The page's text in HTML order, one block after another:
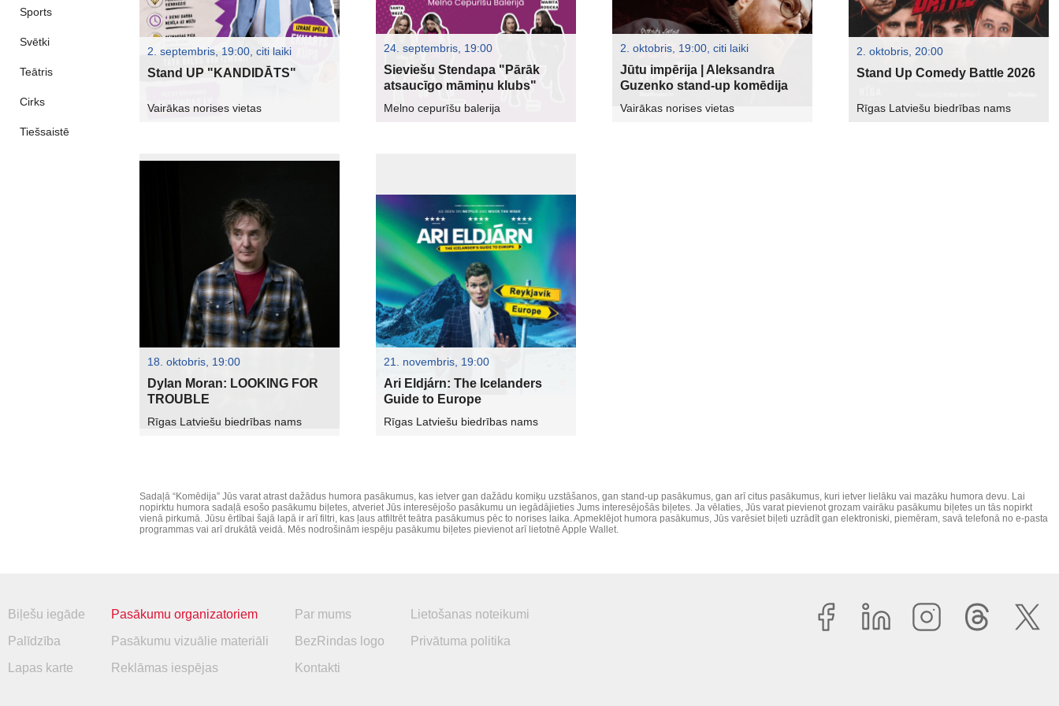
Sports
Svētki
Teātris
Cirks
Tiešsaistē
2. septembris, 19:00, citi laiki
Stand UP "KANDIDĀTS"
Vairākas norises vietas
24. septembris, 19:00
Sieviešu Stendapa "Pārāk
atsaucīgo māmiņu klubs"
Melno cepurīšu balerija
2. oktobris, 19:00, citi laiki
Jūtu impērija | Aleksandra
Guzenko stand-up komēdija
Vairākas norises vietas
2. oktobris, 20:00
Stand Up Comedy Battle 2026
Rīgas Latviešu biedrības nams
18. oktobris, 19:00
Dylan Moran: LOOKING FOR
TROUBLE
Rīgas Latviešu biedrības nams
21. novembris, 19:00
Ari Eldjárn: The Icelanders
Guide to Europe
Rīgas Latviešu biedrības nams
Sadaļā “Komēdija” Jūs varat atrast dažādus humora pasākumus, kas ietver gan dažādu komiķu uzstāšanos, gan stand-up pasākumus, gan arī citus pasākumus, kuri ietver lielāku vai mazāku humora devu. Lai
nopirktu humora sadaļā esošo pasākumu biļetes, atveriet Jūs interesējošo pasākumu un iegādājieties Jums interesējošās biļetes. Ja vēlaties, Jūs varat pievienot grozam vairāku pasākumu biļetes un tās nopirkt
vienā pirkumā. Jūsu ērtībai šajā lapā ir arī filtri, kas ļaus atfiltrēt teātra pasākumus pēc to norises laika. Apmeklējot humora pasākumus, Jūs varēsiet biļeti uzrādīt gan elektroniski, piemēram, savā telefonā no e-pasta
programmas vai arī drukātā veidā. Mēs nodrošinām iespēju pasākumu biļetes pievienot arī lietotnē Apple Wallet.
Biļešu iegāde
Palīdzība
Lapas karte
Pasākumu organizatoriem
Pasākumu vizuālie materiāli
Reklāmas iespējas
Par mums
BezRindas logo
Kontakti
Lietošanas noteikumi
Privātuma politika